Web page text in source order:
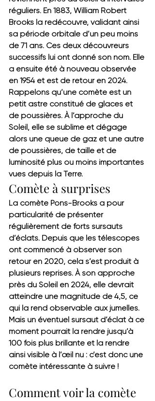
réguliers. En 1883, William Robert
Brooks la redécouvre, validant ainsi
sa période orbitale d’un peu moins
de 71 ans. Ces deux découvreurs
successifs lui ont donné son nom. Elle
a ensuite été à nouveau observée
en 1954 et est de retour en 2024.
Rappelons qu’une comète est un
petit astre constitué de glaces et
de poussières. À l’approche du
Soleil, elle se sublime et dégage
alors une queue de gaz et une autre
de poussières, de taille et de
luminosité plus ou moins importantes
vues depuis la Terre.
Comète à surprises
La comète Pons-Brooks a pour
particularité de présenter
régulièrement de forts sursauts
d’éclats. Depuis que les télescopes
ont commencé à observer son
retour en 2020, cela s’est produit à
plusieurs reprises. À son approche
près du Soleil en 2024, elle devrait
atteindre une magnitude de 4,5, ce
qui la rend observable aux jumelles.
Mais un éventuel sursaut d’éclat à ce
moment pourrait la rendre jusqu’à
100 fois plus brillante et la rendre
ainsi visible à l’œil nu : c’est donc une
comète intéressante à suivre !
Comment voir la comète